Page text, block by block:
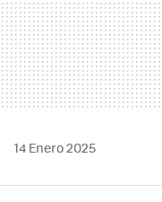
14 Enero 2025